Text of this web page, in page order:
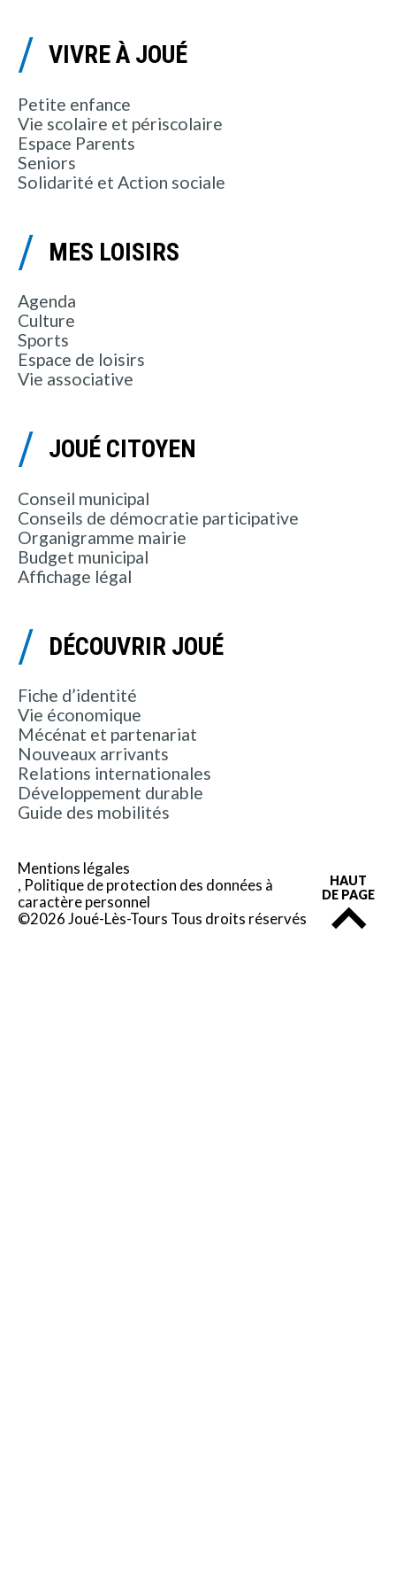
VIVRE À JOUÉ
Petite enfance
Vie scolaire et périscolaire
Espace Parents
Seniors
Solidarité et Action sociale
MES LOISIRS
Agenda
Culture
Sports
Espace de loisirs
Vie associative
JOUÉ CITOYEN
Conseil municipal
Conseils de démocratie participative
Organigramme mairie
Budget municipal
Affichage légal
DÉCOUVRIR JOUÉ
Fiche d’identité
Vie économique
Mécénat et partenariat
Nouveaux arrivants
Relations internationales
Développement durable
Guide des mobilités
Mentions légales
Politique de protection des données à
caractère personnel
©2026 Joué-Lès-Tours Tous droits réservés
HAUT
DE PAGE